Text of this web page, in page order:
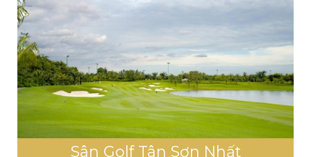
Sân Golf Tân Sơn Nhất